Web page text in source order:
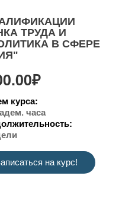
ТРУДА И
В СФЕРЕ
курса:
часа
на курс!